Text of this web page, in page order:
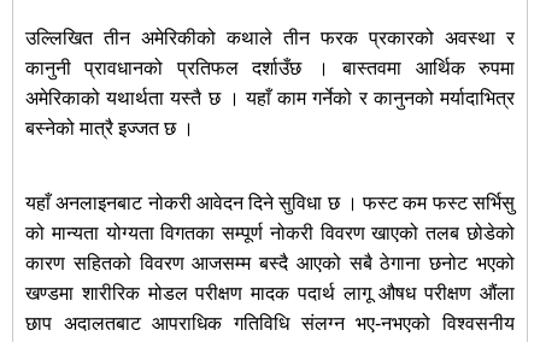
उल्लिखित तीन अमेरिकीको कथाले तीन फरक प्रकारको अवस्था र
कानुनी प्रावधानको प्रतिफल दर्शाउँछ । बास्तवमा आर्थिक रुपमा
अमेरिकाको यथार्थता यस्तै छ । यहाँ काम गर्नेको र कानुनको मर्यादाभित्र
बस्नेको मात्रै इज्जत छ ।
यहाँ अनलाइनबाट नोकरी आवेदन दिने सुविधा छ । फस्ट कम फस्ट सर्भिसु
को मान्यता योग्यता विगतका सम्पूर्ण नोकरी विवरण खाएको तलब छोडेको
कारण सहितको विवरण आजसम्म बस्दै आएको सबै ठेगाना छनोट भएको
खण्डमा शारीरिक मोडल परीक्षण मादक पदार्थ लागू औषध परीक्षण औंला
छाप अदालतबाट आपराधिक गतिविधि संलग्न भए-नभएको विश्वसनीय